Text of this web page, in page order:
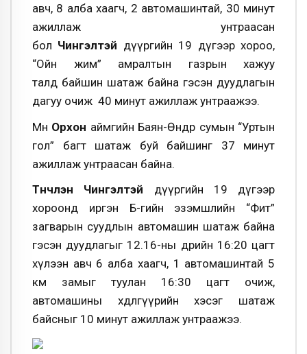
авч, 8 алба хаагч, 2 автомашинтай, 30 минут
ажиллаж унтраасан
бол Чингэлтэй дүүргийн 19 дүгээр хороо,
“Ойн жим” амралтын газрын хажуу
талд байшин шатаж байна гэсэн дуудлагын
дагуу очиж 40 минут ажиллаж унтраажээ.
Мөн Орхон аймгийн Баян-Өндөр сумын “Уртын
гол” багт шатаж буй байшинг 37 минут
ажиллаж унтраасан байна.
Түүнчлэн
Чингэлтэй дүүргийн 19 дүгээр
хороонд иргэн Б-гийн эзэмшлийн “Фит”
загварын суудлын автомашин шатаж байна
гэсэн дуудлагыг 12.16-ны өдрийн 16:20 цагт
хүлээн авч 6 алба хаагч, 1 автомашинтай 5
км замыг туулан 16:30 цагт очиж,
автомашины хөдөлгүүрийн хэсэг шатаж
байсныг 10 минут ажиллаж унтраажээ.